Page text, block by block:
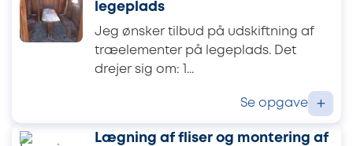
legeplads
Jeg ønsker tilbud på udskiftning af
træelementer på legeplads. Det
drejer sig om: 1...
Se opgave +
Lægning af fliser og montering af